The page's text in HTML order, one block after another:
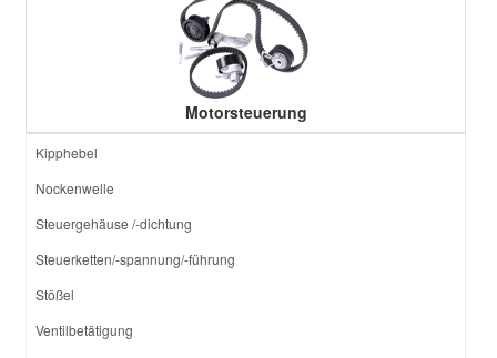
Motorsteuerung
Kipphebel
Nockenwelle
Steuergehäuse /-dichtung
Steuerketten/-spannung/-führung
Stößel
Ventilbetätigung